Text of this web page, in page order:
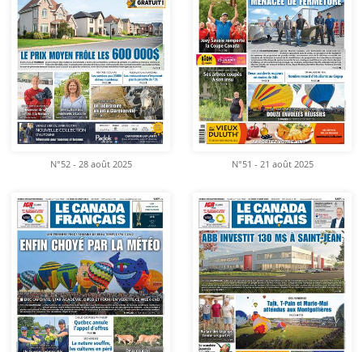
N°52 - 28 août 2025 N°51 - 21 août 2025